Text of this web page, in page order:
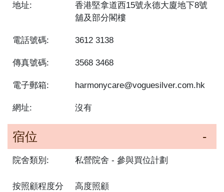
地址:
香港堅拿道西15號永德大廈地下8號
舖及部分閣樓
電話號碼: 3612 3138
傳真號碼: 3568 3468
電子郵箱: harmonycare@voguesilver.com.hk
網址: 沒有
宿位
院舍類別: 私營院舍 參與買位計劃
按照顧程度分
高度照顧